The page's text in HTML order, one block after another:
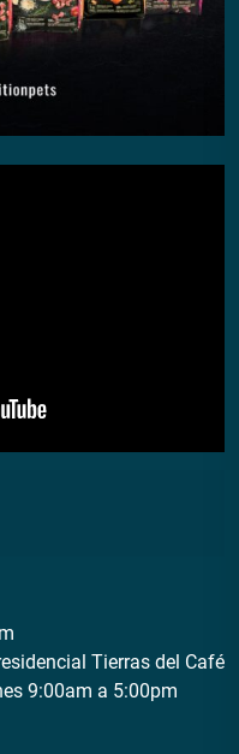
Tierras del Café
9:00am a 5:00pm